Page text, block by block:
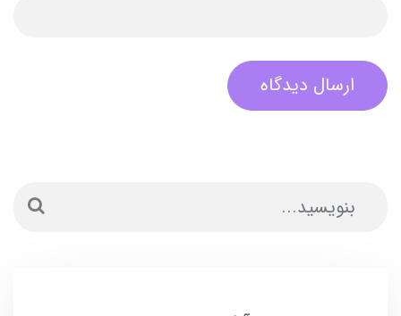
ارسال دیدگاه